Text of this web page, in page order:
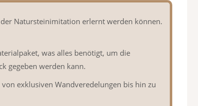
Natursteinimitation erlernt werden können.
was alles benötigt, um die
gegeben werden kann.
exklusiven Wandveredelungen bis hin zu